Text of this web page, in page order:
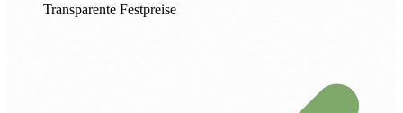
Transparente Festpreise